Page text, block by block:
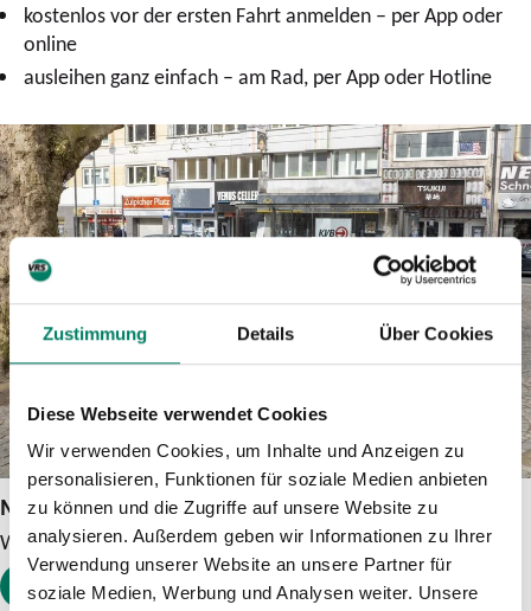
Zustimmung Details Über Cookies
Diese Webseite verwendet Cookies
Wir verwenden Cookies, um Inhalte und Anzeigen zu
personalisieren, Funktionen für soziale Medien anbieten
zu können und die Zugriffe auf unsere Website zu
analysieren. Außerdem geben wir Informationen zu Ihrer
Verwendung unserer Website an unsere Partner für
soziale Medien, Werbung und Analysen weiter. Unsere
kostenlos vor der ersten Fahrt anmelden – per App oder
online
ausleihen ganz einfach – am Rad, per App oder Hotline
Mehr Informationen
Weitere Informationen findest Du auf der Website der KVB.
ZUR WEBSITE